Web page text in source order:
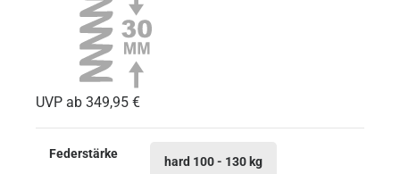
UVP ab 349,95 €
Federstärke
hard 100 - 130 kg